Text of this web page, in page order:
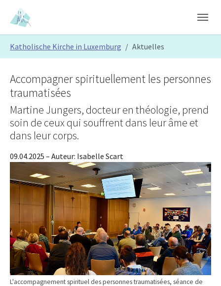
Skip to main content
Skip to page footer
Katholische Kirche in Luxemburg Aktuelles
L'accompagnement spirituel des personnes traumatisées, séance de
Accompagner spirituellement les personnes
traumatisées
Martine Jungers, docteur en théologie, prend
soin de ceux qui souffrent dans leur âme et
dans leur corps.
09.04.2025 – Auteur: Isabelle Scart